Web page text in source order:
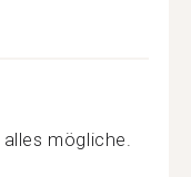
mögliche.